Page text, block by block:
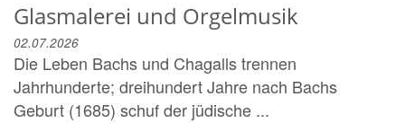
Glasmalerei und Orgelmusik
02.07.2026
Die Leben Bachs und Chagalls trennen
Jahrhunderte; dreihundert Jahre nach Bachs
Geburt (1685) schuf der jüdische ...